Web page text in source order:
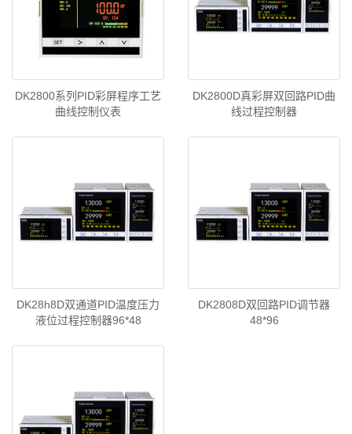
DK2800系列PID彩屏程序工艺
曲线控制仪表
DK2800D真彩屏双回路PID曲
线过程控制器
DK28h8D双通道PID温度压力
液位过程控制器96*48
DK2808D双回路PID调节器
48*96